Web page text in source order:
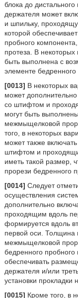
блока до
держателя может
и шпильку,
которой
пробного
протеза. В
быть выполнена с
элементе бедренного
[0013] В некоторых
может
со штифтом и
могут быть
межмыщелковой
того, в некоторых
может также
штифтом и
иметь такой размер,
прорези бедренного
[0014] Следует
осуществления
дополнительно
проходящим вдоль
формируется вдоль
первой оси. Толщина
межмыщелковой
бедренного
обеспечивать
держателя и/или
установки прокладки
[0015] Кроме того, в